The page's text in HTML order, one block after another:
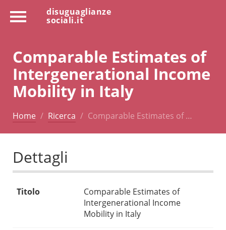
disuguaglianze
sociali.it
Comparable Estimates of
Intergenerational Income
Mobility in Italy
Home Ricerca Comparable Estimates of …
Dettagli
Titolo
Comparable Estimates of
Intergenerational Income
Mobility in Italy